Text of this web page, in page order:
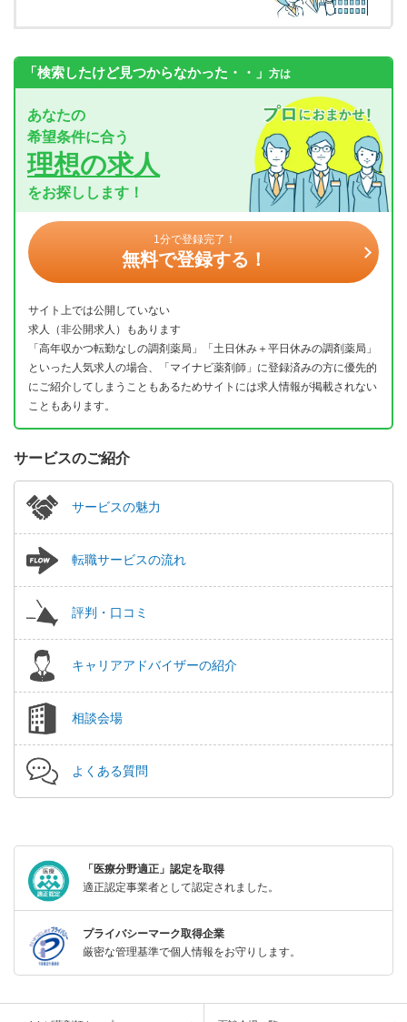
「検索したけど見つからなかった・・」 方は
あなたの
希望条件に合う
理想の求人
をお探しします！
1分で登録完了！
無料で登録する！
サイト上では公開していない
求人（非公開求人）もあります
「高年収かつ転勤なしの調剤薬局」「土日休み＋平日休みの調剤薬局」
といった人気求人の場合、「マイナビ薬剤師」に登録済みの方に優先的
にご紹介してしまうこともあるためサイトには求人情報が掲載されない
こともあります。
サービスのご紹介
サービスの魅力
転職サービスの流れ
評判・口コミ
キャリアアドバイザーの紹介
相談会場
よくある質問
「医療分野適正」認定を取得
適正認定事業者として認定されました。
プライバシーマーク取得企業
厳密な管理基準で個人情報をお守りします。